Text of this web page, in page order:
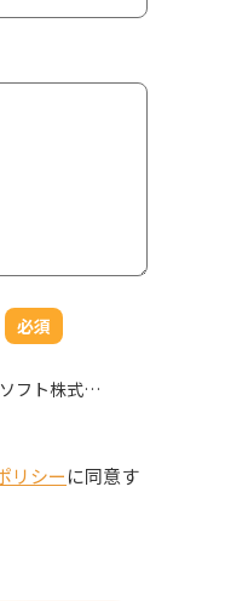
必須
フト株式会
リシーに同意す